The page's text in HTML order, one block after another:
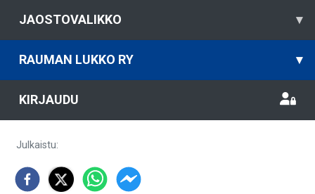
JAOSTOVALIKKO ▾
RAUMAN LUKKO RY ▾
KIRJAUDU
Julkaistu: